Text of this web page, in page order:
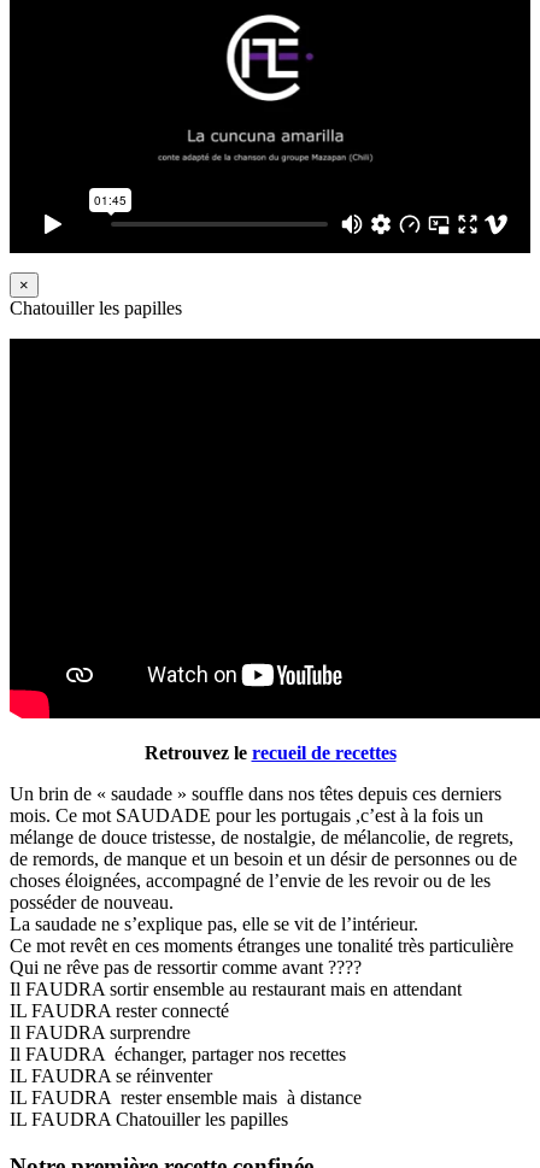
×
Chatouiller les papilles
Retrouvez le recueil de recettes
Un brin de « saudade » souffle dans nos têtes depuis ces derniers
mois. Ce mot SAUDADE pour les portugais ,c’est à la fois un
mélange de douce tristesse, de nostalgie, de mélancolie, de regrets,
de remords, de manque et un besoin et un désir de personnes ou de
choses éloignées, accompagné de l’envie de les revoir ou de les
posséder de nouveau.
La saudade ne s’explique pas, elle se vit de l’intérieur.
Ce mot revêt en ces moments étranges une tonalité très particulière
Qui ne rêve pas de ressortir comme avant ????
Il FAUDRA sortir ensemble au restaurant mais en attendant
IL FAUDRA rester connecté
Il FAUDRA surprendre
Il FAUDRA échanger, partager nos recettes
IL FAUDRA se réinventer
IL FAUDRA rester ensemble mais à distance
IL FAUDRA Chatouiller les papilles